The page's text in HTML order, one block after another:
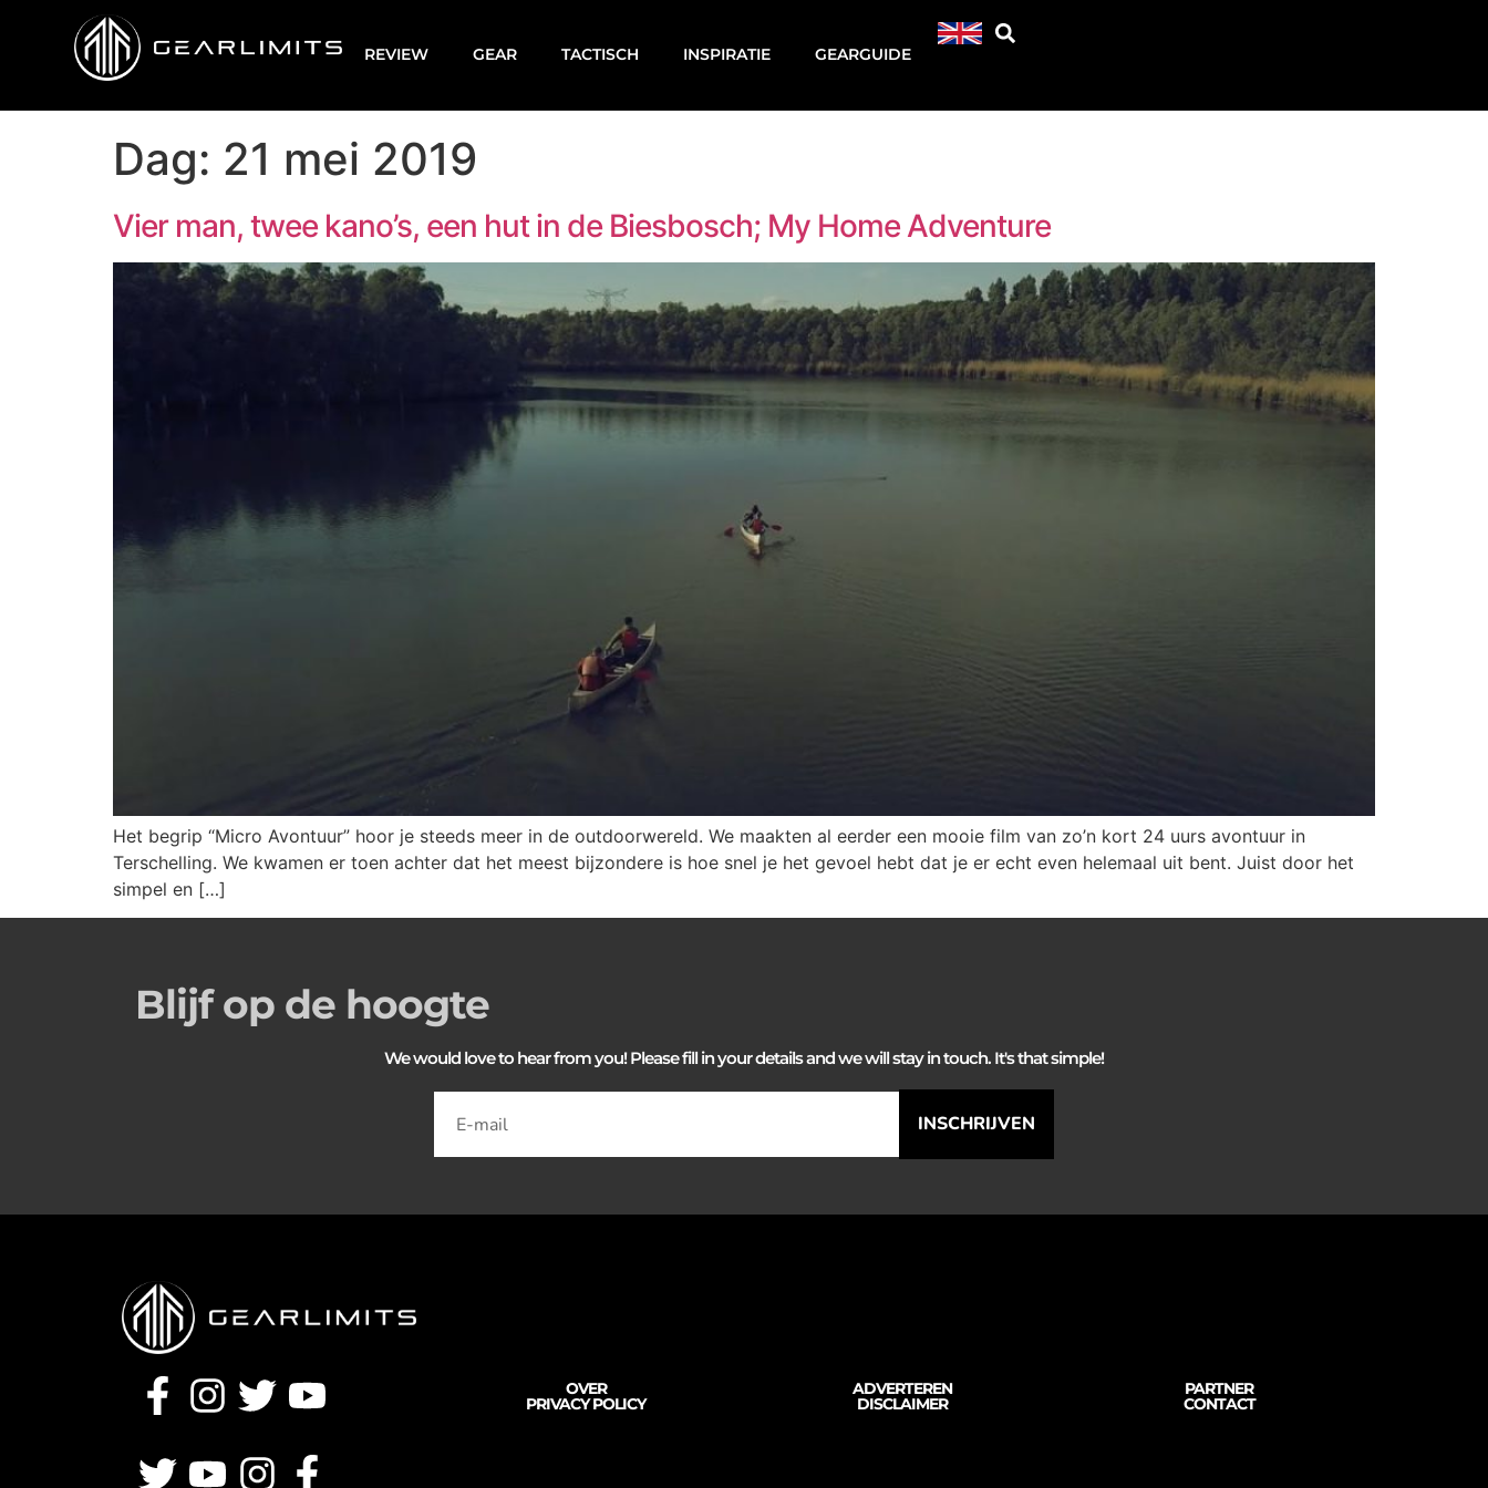
REVIEW GEAR TACTISCH INSPIRATIE GEARGUIDE
Dag: 21 mei 2019
Vier man, twee kano’s, een hut in de Biesbosch; My Home Adventure
Het begrip “Micro Avontuur” hoor je steeds meer in de outdoorwereld. We maakten al eerder een mooie film van zo’n kort 24 uurs avontuur in
Terschelling. We kwamen er toen achter dat het meest bijzondere is hoe snel je het gevoel hebt dat je er echt even helemaal uit bent. Juist door het
simpel en […]
Blijf op de hoogte
We would love to hear from you! Please fill in your details and we will stay in touch. It's that simple!
INSCHRIJVEN
OVER
PRIVACY POLICY
ADVERTEREN
DISCLAIMER
PARTNER
CONTACT